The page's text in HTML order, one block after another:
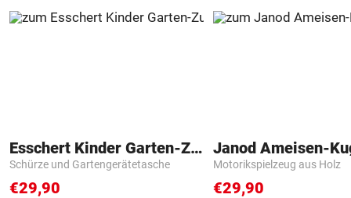
Esschert Kinder Garten-Zubehör
Schürze und Gartengerätetasche
€29,90
Janod Ameisen-
Motorikspielzeug aus Holz
€29,90